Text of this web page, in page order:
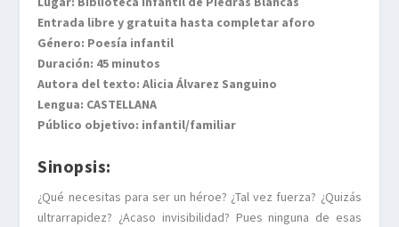
Entrada libre y gratuita hasta completar aforo
Género: Poesía infantil
Duración: 45 minutos
Autora del texto: Alicia Álvarez Sanguino
Lengua: CASTELLANA
Público objetivo: infantil/familiar
Sinopsis:
¿Qué necesitas para ser un héroe? ¿Tal vez fuerza? ¿Quizás
ultrarrapidez? ¿Acaso invisibilidad? Pues ninguna de esas